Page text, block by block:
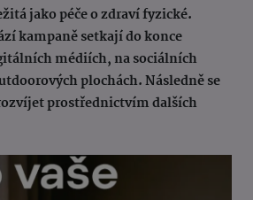
jako péče o zdraví fyzické.
kampaně setkají do konce
médiích, na sociálních
plochách. Následně se
prostřednictvím dalších